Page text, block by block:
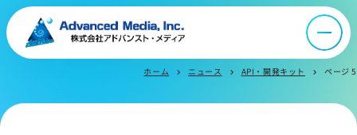
ニュース
ホーム chevron_right ニュース chevron_right API・開発キット chevron_right ページ 5